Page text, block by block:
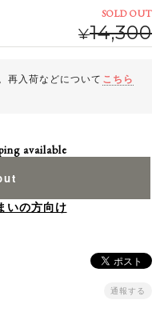
SOLD OUT
¥14,300
再入荷などについて こちら
available
いの方向け
通報する